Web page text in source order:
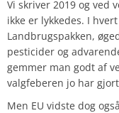
Vi skriver 2019 og ved
ikke er lykkedes. I
Landbrugspakken,
pesticider og
gemmer man godt af
valgfeberen jo har
Men EU vidste dog